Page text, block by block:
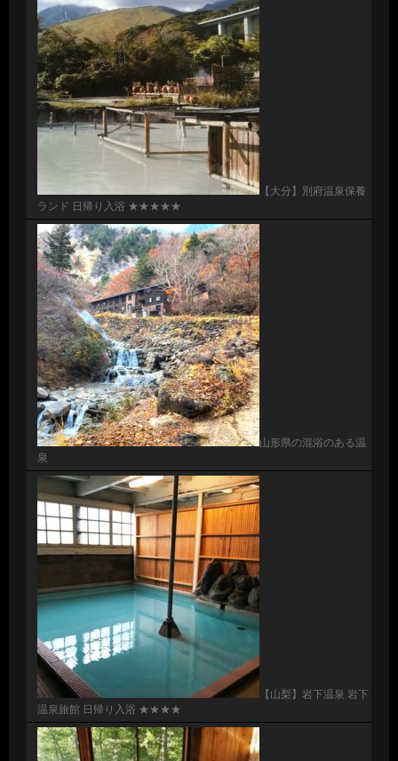
【大分】別府温泉保養
ランド 日帰り入浴 ★★★★★
山形県の混浴のある温
泉
【山梨】岩下温泉 岩下
温泉旅館 日帰り入浴 ★★★★